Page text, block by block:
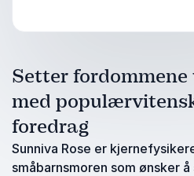
Setter fordommene
med
foredrag
Sunniva Rose er
småbarnsmoren som ønsker